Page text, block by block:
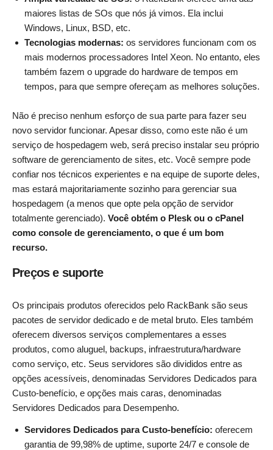
maiores listas de SOs que nós já vimos. Ela inclui
Windows, Linux, BSD, etc.
Tecnologias modernas: os servidores funcionam com os
mais modernos processadores Intel Xeon. No entanto, eles
também fazem o upgrade do hardware de tempos em
tempos, para que sempre ofereçam as melhores soluções.
Não é preciso nenhum esforço de sua parte para fazer seu
novo servidor funcionar. Apesar disso, como este não é um
serviço de hospedagem web, será preciso instalar seu próprio
software de gerenciamento de sites, etc. Você sempre pode
confiar nos técnicos experientes e na equipe de suporte deles,
mas estará majoritariamente sozinho para gerenciar sua
hospedagem (a menos que opte pela opção de servidor
totalmente gerenciado). Você obtém o Plesk ou o cPanel
como console de gerenciamento, o que é um bom
recurso.
Preços e suporte
Os principais produtos oferecidos pelo RackBank são seus
pacotes de servidor dedicado e de metal bruto. Eles também
oferecem diversos serviços complementares a esses
produtos, como aluguel, backups, infraestrutura/hardware
como serviço, etc. Seus servidores são divididos entre as
opções acessíveis, denominadas Servidores Dedicados para
Custo-benefício, e opções mais caras, denominadas
Servidores Dedicados para Desempenho.
Servidores Dedicados para Custo-benefício: oferecem
garantia de 99,98% de uptime, suporte 24/7 e console de